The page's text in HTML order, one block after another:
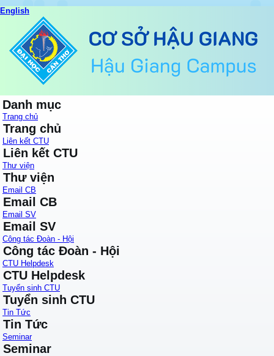
English
Danh mục
Trang chủ
Trang chủ
Liên kết CTU
Liên kết CTU
Thư viện
Thư viện
Email CB
Email CB
Email SV
Email SV
Công tác Đoàn - Hội
Công tác Đoàn - Hội
CTU Helpdesk
CTU Helpdesk
Tuyển sinh CTU
Tuyển sinh CTU
Tin Tức
Tin Tức
Seminar
Seminar